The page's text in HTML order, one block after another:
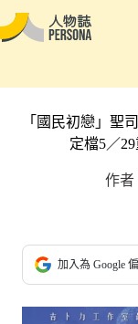
「國民初戀」聖
定檔5／
作者
加入為 Google